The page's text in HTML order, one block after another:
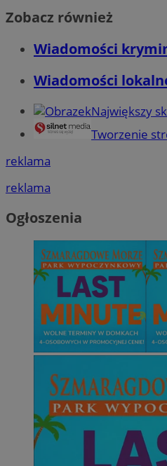
Zobacz również
Wiadomości
Wiadomości
Największy
Tworzenie
reklama
reklama
Ogłoszenia